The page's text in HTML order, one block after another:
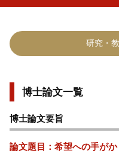
研究・
博士論文一覧
博士論文要旨
論文題目：希望への手が